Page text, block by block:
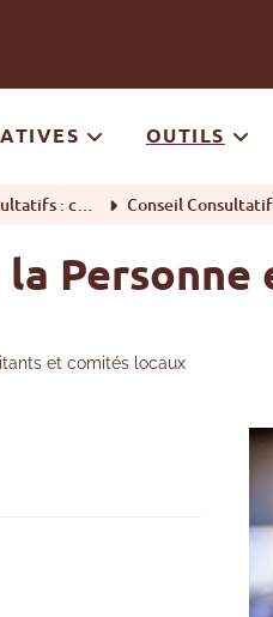
OUTILS
et comités locaux Conseil Consultatif de la Personne en Situation de
et comités locaux